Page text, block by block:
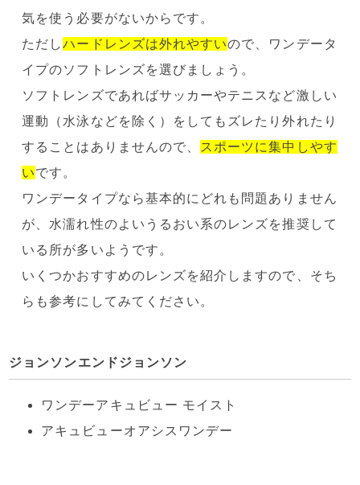
気を使う必要がないからです。
ただしハードレンズは外れやすいので、ワンデータ
イプのソフトレンズを選びましょう。
ソフトレンズであればサッカーやテニスなど激しい
運動（水泳などを除く）をしてもズレたり外れたり
することはありませんので、
スポーツに集中しやす
いです。
ワンデータイプなら基本的にどれも問題ありません
が、水濡れ性のよいうるおい系のレンズを推奨して
いる所が多いようです。
いくつかおすすめのレンズを紹介しますので、そち
らも参考にしてみてください。
ジョンソンエンドジョンソン
ワンデーアキュビュー モイスト
アキュビューオアシスワンデー